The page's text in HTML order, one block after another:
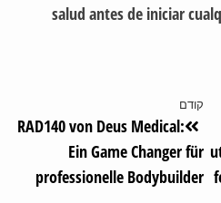
salud antes de iniciar
קודם
RAD140 von Deus Medical:
Ein Game Changer für
professionelle Bodybuilder